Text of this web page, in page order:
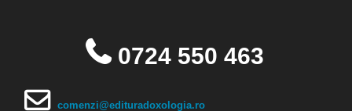
0724 550 463
comenzi@edituradoxologia.ro